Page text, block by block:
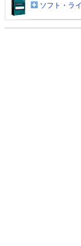
ソフト・ラ